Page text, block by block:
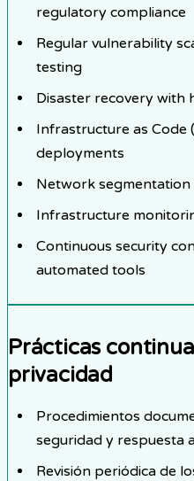
regulatory compliance
Regular vulnerability
testing
Disaster recovery with
Infrastructure as Code
deployments
Network
Infrastructure
Continuous security
automated tools
Prácticas
privacidad
Procedimientos
seguridad y respuesta
Revisión periódica de